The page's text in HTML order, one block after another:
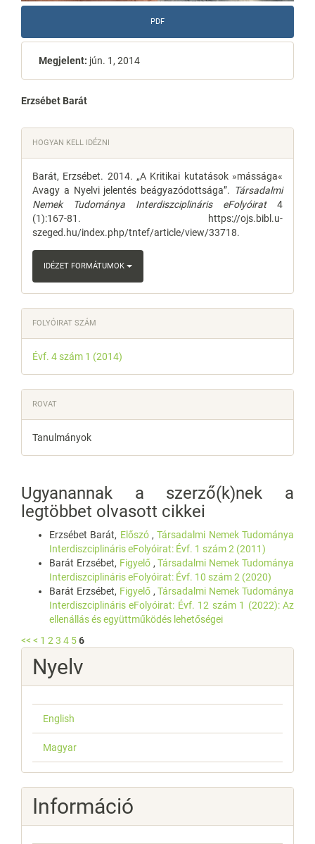
PDF
Megjelent: jún. 1, 2014
Main
Article
Content
Erzsébet Barát
Article
Details
HOGYAN KELL IDÉZNI
Barát, Erzsébet. 2014. „A Kritikai kutatások »mássága«
Avagy a Nyelvi jelentés beágyazódottsága”. Társadalmi
Nemek Tudománya Interdiszciplináris eFolyóirat4
(1):167-81. https://ojs.bibl.u-
szeged.hu/index.php/tntef/article/view/33718.
IDÉZET FORMÁTUMOK
FOLYÓIRAT SZÁM
Évf. 4 szám 1 (2014)
ROVAT
Tanulmányok
Ugyanannak a szerző(k)nek a
legtöbbet olvasott cikkei
Erzsébet Barát, Előszó ,Társadalmi Nemek Tudománya
Interdiszciplináris eFolyóirat: Évf. 1 szám 2 (2011)
Barát Erzsébet, Figyelő ,Társadalmi Nemek Tudománya
Interdiszciplináris eFolyóirat: Évf. 10 szám 2 (2020)
Barát Erzsébet, Figyelő ,Társadalmi Nemek Tudománya
Interdiszciplináris eFolyóirat: Évf. 12 szám 1 (2022): Az
ellenállás és együttműködés lehetőségei
<< < 1 2 3 4 56
Nyelv
English
Magyar
Információ